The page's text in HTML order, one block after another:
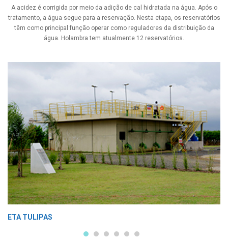
A acidez é corrigida por meio da adição de cal hidratada na água. Após o
tratamento, a água segue para a reservação. Nesta etapa, os reservatórios
têm como principal função operar como reguladores da distribuição da
água. Holambra tem atualmente 12 reservatórios.
ETA TULIPAS